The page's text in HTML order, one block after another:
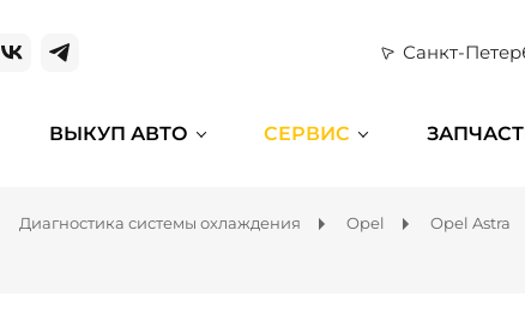
Санкт-
ВЫКУП АВТО СЕРВИС
Диагностика системы охлаждения Opel Opel Astra